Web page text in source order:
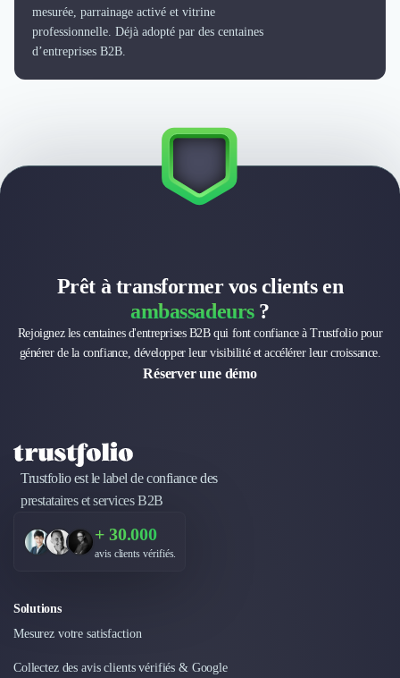
mesurée, parrainage activé et vitrine
professionnelle. Déjà adopté par des centaines
d’entreprises B2B.
Prêt à transformer vos clients en
ambassadeurs?
Rejoignez les centaines d'entreprises B2B qui font confiance à Trustfolio pour
générer de la confiance, développer leur visibilité et accélérer leur croissance.
Réserver une démo
Trustfolio est le label de confiance des
prestataires et services B2B
+ 30.000
avis clients vérifiés.
Solutions
Mesurez votre satisfaction
Collectez des avis clients vérifiés & Google